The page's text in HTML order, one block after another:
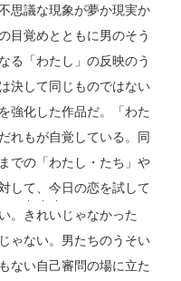
思議な現象が夢か現実か
目覚めとともに男のそう
る「わたし」の反映のう
決して同じものではない
強化した作品だ。「わた
れもが自覚している。同
での「わたし・たち」や
して、今日の恋を試して
。 きれい
・ ・ ・
じゃなかった
ゃない。男たちのうそい
ない自己審問の場に立た